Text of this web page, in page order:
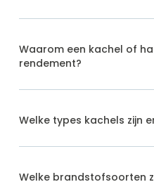
Waarom een kachel of
rendement?
Welke types kachels zijn
Welke brandstofsoorten